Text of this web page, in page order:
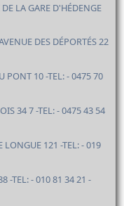
LA GARE D'HÉDENGE
DES DÉPORTÉS 22
PONT 10 -TEL: - 0475 70
34 7 -TEL: - 0475 43 54
LONGUE 121 -TEL: - 019
-TEL: - 010 81 34 21 -